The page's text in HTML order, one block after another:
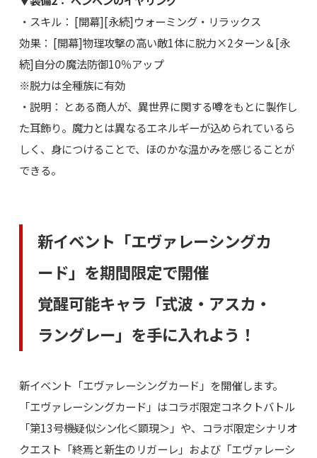
・スキル： [開幕][永続]ウォーミング・リラックス
効果： [開幕]物理攻撃の高い敵1体に脱力×2ターン＆[永
続]自分の魔法防御10％アップ
※脱力は全種族に有効
・説明： とある商人が、異世界に関する噂をもとに製作し
た耳飾り。魔力とは異なるエネルギーが込められているら
しく、身につけることで、ほのかな温かみを感じることが
できる。
新イベント「エヴァレーシングカ
ード」を期間限定で開催
覚醒可能キャラ「式波・アスカ・
ラングレー」を手に入れよう！
新イベント「エヴァレーシングカード」を開催します。
「エヴァレーシングカード」はコラボ限定コネクトバトル
「第13号機疑似シン化＜顕現＞」や、コラボ限定シナリオ
クエスト「終焉と新生のリガーレ」および「エヴァレーシ